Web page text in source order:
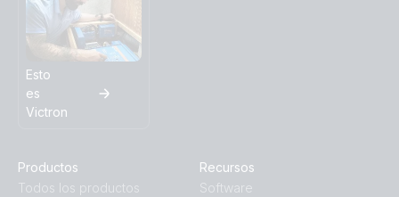
Esto
es
Victron
Productos
Todos los productos
Recursos
Software